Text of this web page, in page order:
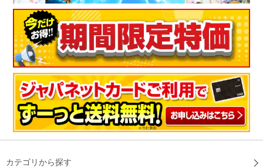
カテゴリから探す